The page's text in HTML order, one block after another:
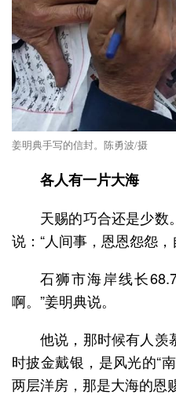
姜明典手写的信封。陈勇波/摄
各人有一片大海
天赐的巧合还是少数
说：“人间事，恩恩怨怨
石狮市海岸线长
啊。”姜明典说。
他说，那时候有人羡
时披金戴银，是风光的“
两层洋房，那是大海的恩